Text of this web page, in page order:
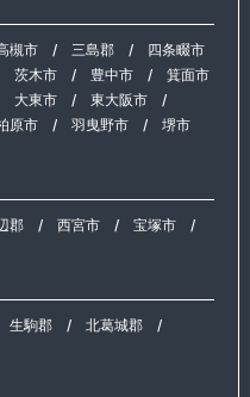
槻市/ 三島郡/ 四条畷市
茨木市/ 豊中市/ 箕面市
大東市/ 東大阪市/
原市/ 羽曳野市/ 堺市
郡/ 西宮市/ 宝塚市/
生駒郡/ 北葛城郡/